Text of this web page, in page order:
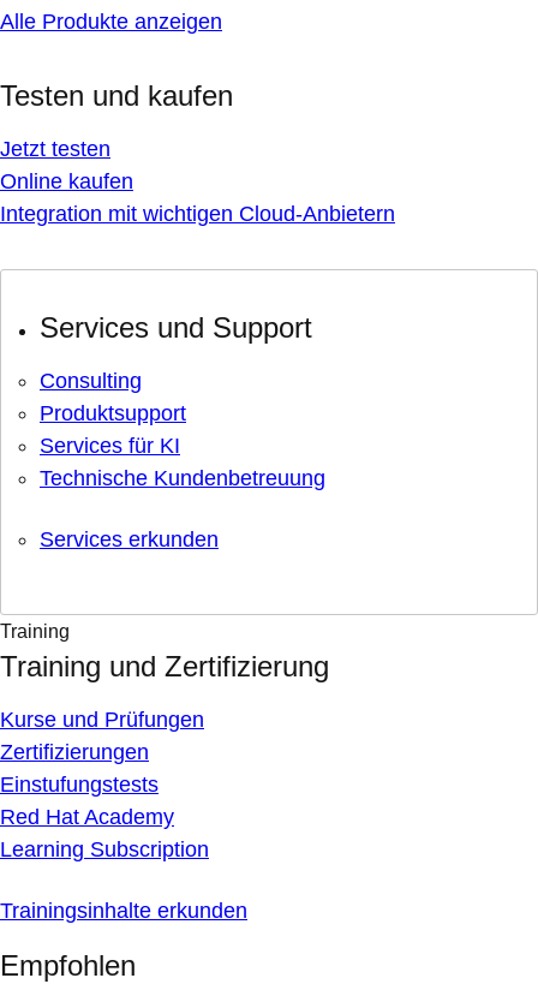
Alle Produkte anzeigen
Testen und kaufen
Jetzt testen
Online kaufen
Integration mit wichtigen Cloud-Anbietern
Services und Support
Consulting
Produktsupport
Services für KI
Technische Kundenbetreuung
Services erkunden
Training
Training und Zertifizierung
Kurse und Prüfungen
Zertifizierungen
Einstufungstests
Red Hat Academy
Learning Subscription
Trainingsinhalte erkunden
Empfohlen